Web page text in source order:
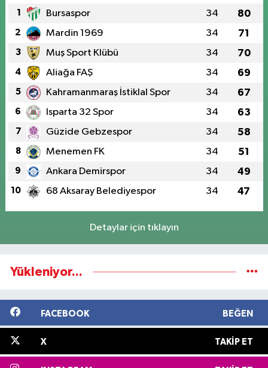
1 Bursaspor 34 80
2 Mardin 1969 34 71
3 Muş Sport Klübü 34 70
4 Aliağa FAŞ 34 69
5 Kahramanmaraş İstiklal Spor 34 67
6 Isparta 32 Spor 34 63
7 Güzide Gebzespor 34 58
8 Menemen FK 34 51
9 Ankara Demirspor 34 49
10 68 Aksaray Belediyespor 34 47
Detaylar için tıklayın
Yükleniyor...
FACEBOOK BEĞEN
X TAKIP ET